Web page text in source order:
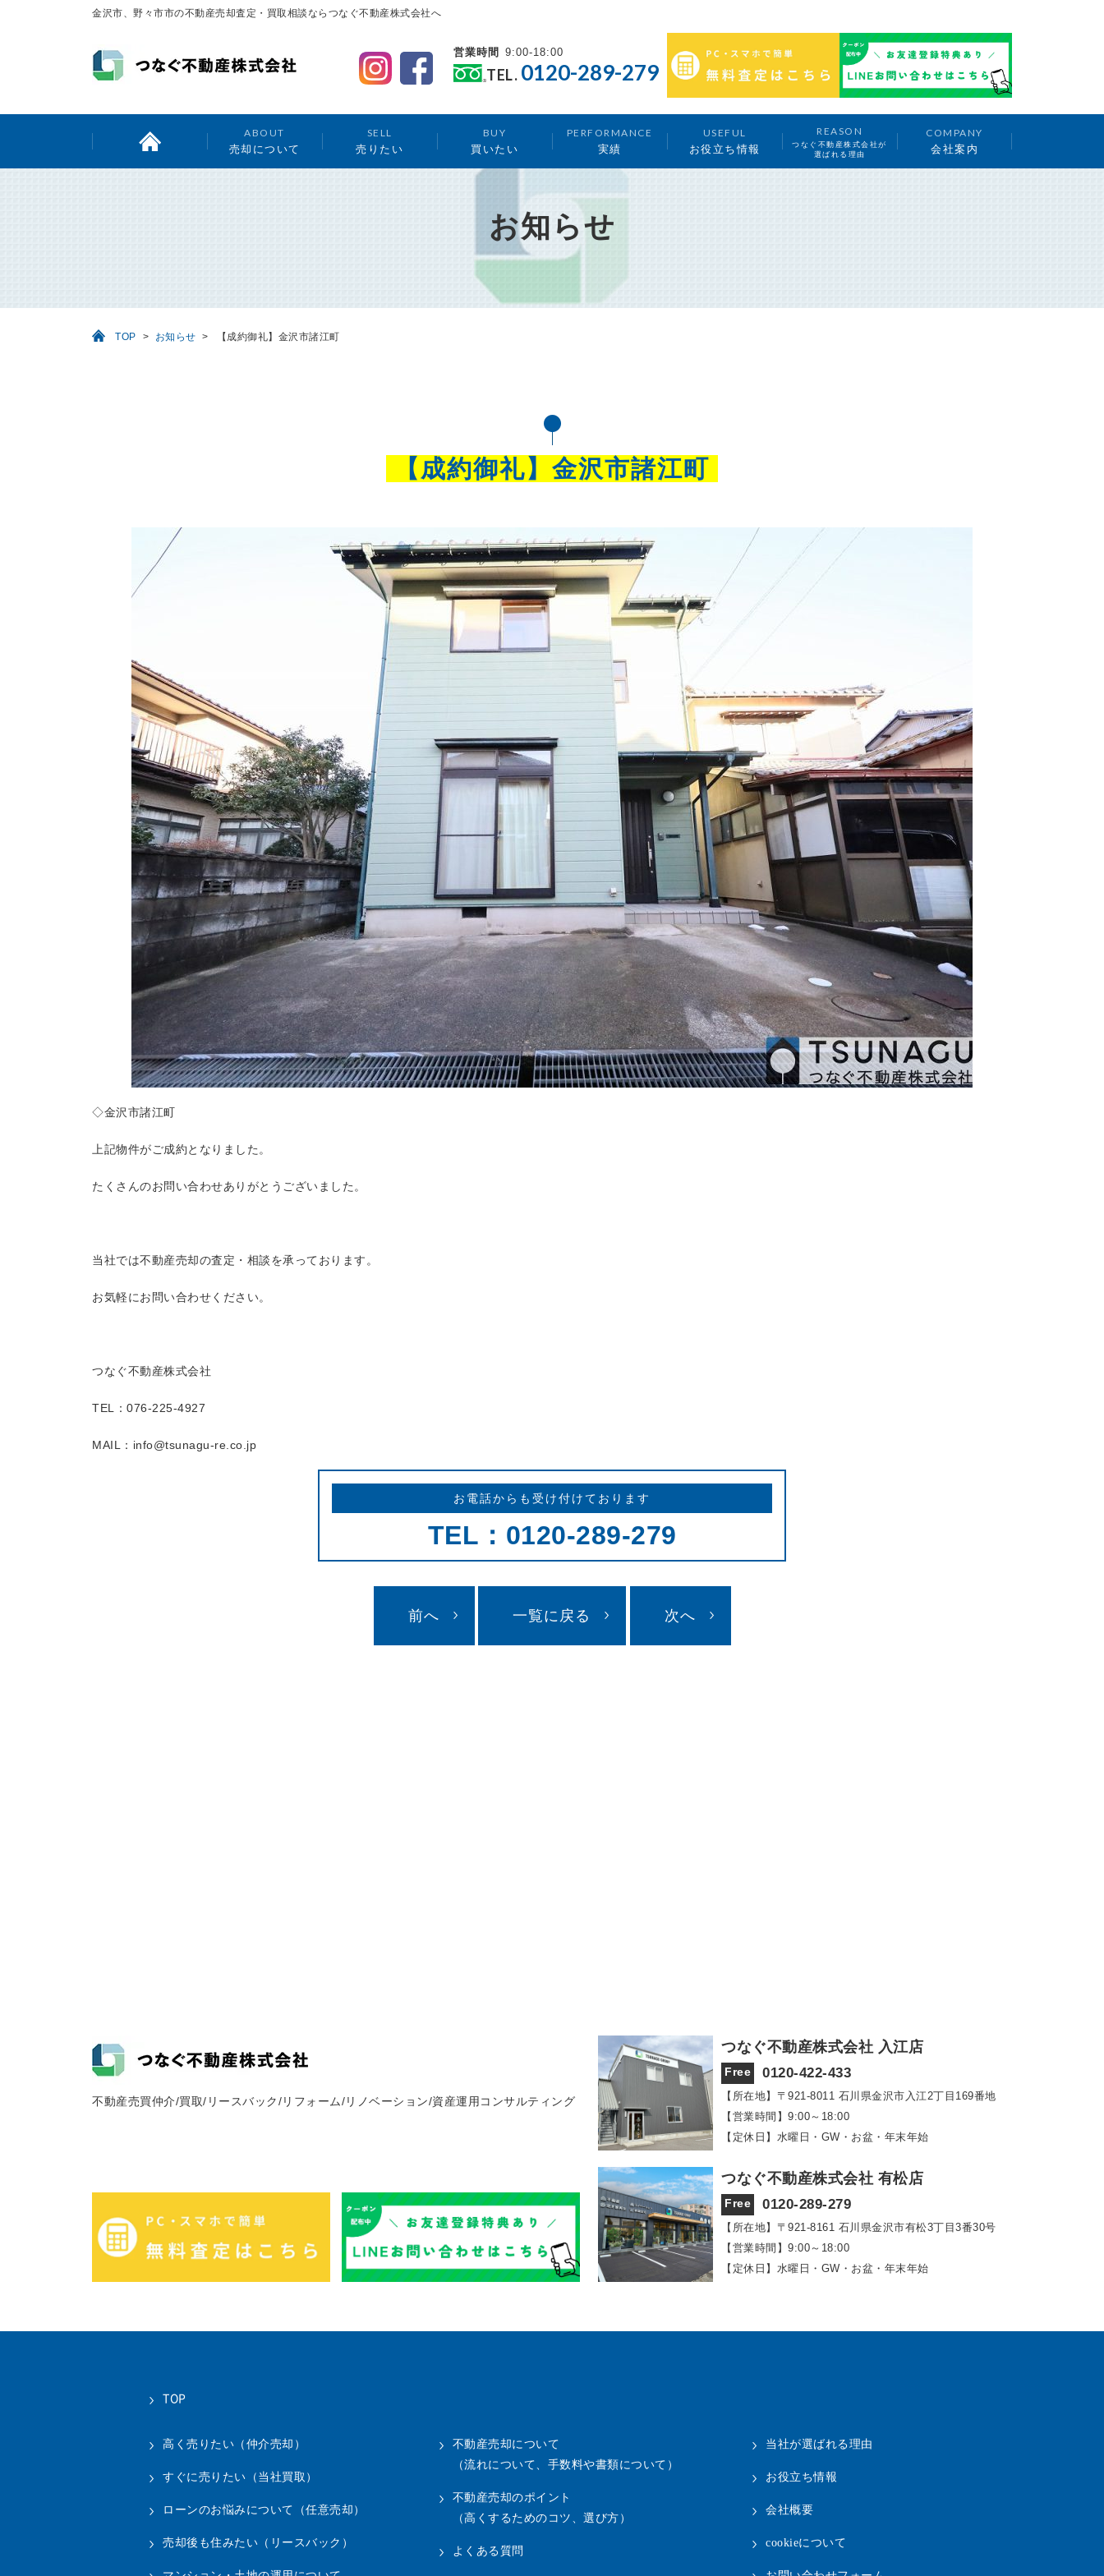
金沢市、野々市市の不動産売却査定・買取相談ならつなぐ不動産株式会社へ
営業時間 9:00-18:00
TEL. 0120-289-279
ABOUT
売却について
SELL
売りたい
BUY
買いたい
PERFORMANCE
実績
USEFUL
お役立ち情報
REASON
つなぐ不動産株式会社が
選ばれる理由
COMPANY
会社案内
お知らせ
TOP > お知らせ > 【成約御礼】金沢市諸江町
【成約御礼】金沢市諸江町
◇金沢市諸江町
上記物件がご成約となりました。
たくさんのお問い合わせありがとうございました。
当社では不動産売却の査定・相談を承っております。
お気軽にお問い合わせください。
つなぐ不動産株式会社
TEL：076-225-4927
MAIL：info@tsunagu-re.co.jp
お電話からも受け付けております
TEL：0120-289-279
前へ 一覧に戻る 次へ
不動産売買仲介/買取/リースバック/リフォーム/リノベーション/資産運用コンサルティング
つなぐ不動産株式会社 入江店
Free 0120-422-433
【所在地】〒921‐8011 石川県金沢市入江2丁目169番地
【営業時間】9:00～18:00
【定休日】水曜日・GW・お盆・年末年始
つなぐ不動産株式会社 有松店
Free 0120-289-279
【所在地】〒921‐8161 石川県金沢市有松3丁目3番30号
【営業時間】9:00～18:00
【定休日】水曜日・GW・お盆・年末年始
TOP
高く売りたい（仲介売却）
すぐに売りたい（当社買取）
ローンのお悩みについて（任意売却）
売却後も住みたい（リースバック）
不動産売却について
（流れについて、手数料や書類について）
不動産売却のポイント
（高くするためのコツ、選び方）
よくある質問
当社が選ばれる理由
お役立ち情報
会社概要
cookieについて